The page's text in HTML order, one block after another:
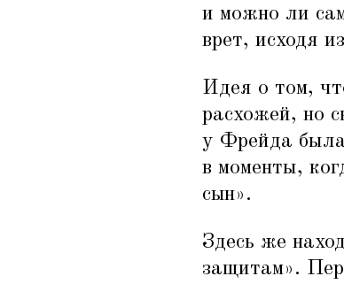
и можно ли
врет, исходя
Идея о том,
расхожей, но
у Фрейда была
в моменты,
сын».
Здесь же
защитам».